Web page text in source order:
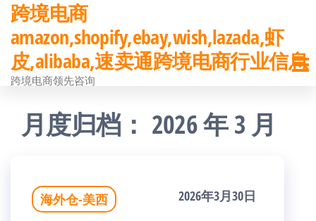
前
往
内
跨境电商
amazon,shopify,ebay,wish,lazada,虾
皮,alibaba,速卖通跨境电商行业信息
跨境电商领先咨询
月度归档： 2026 年 3 月
海外仓-美西 2026年3月30日